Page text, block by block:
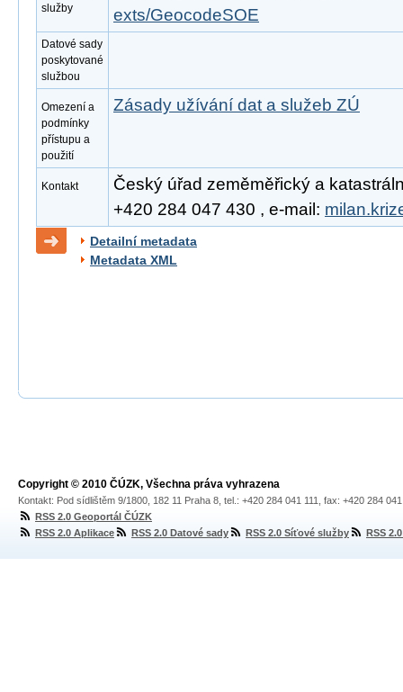
služby
exts/GeocodeSOE
Datové sady
poskytované
službou
Omezení a
podmínky
přístupu a
použití
Zásady užívání dat a služeb ZÚ
Kontakt
Český úřad zeměměřický a
+420 284 047 430 , e-mail:
Detailní metadata
Metadata XML
Copyright © 2010 ČÚZK, Všechna práva vyhrazena
Kontakt: Pod sídlištěm 9/1800, 182 11 Praha 8, tel.: +420 284 041 111, fax: +420 284
RSS 2.0 Geoportál ČÚZK
RSS 2.0 Aplikace
RSS 2.0 Datové sady RSS 2.0 Síťové služby RSS